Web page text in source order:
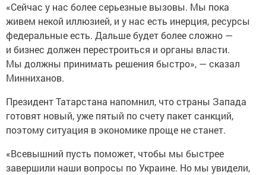
«Сейчас у нас более серьезные вызовы. Мы пока
живем некой иллюзией, и у нас есть инерция, ресурсы
федеральные есть. Дальше будет более сложно —
и бизнес должен перестроиться и органы власти.
Мы должны принимать решения быстро», — сказал
Минниханов.
Президент Татарстана напомнил, что страны Запада
готовят новый, уже пятый по счету пакет санкций,
поэтому ситуация в экономике проще не станет.
«Всевышний пусть поможет, чтобы мы быстрее
завершили наши вопросы по Украине. Но мы увидели,